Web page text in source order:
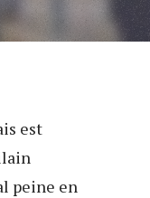
est
peine en